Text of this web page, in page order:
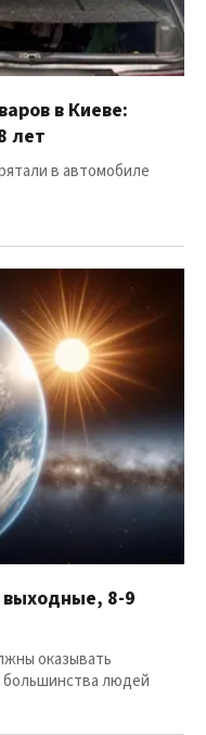
в Киеве:
лет
в автомобиле
выходные, 8-9
оказывать
большинства людей